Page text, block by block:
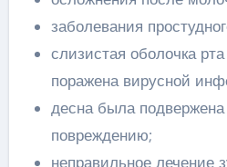
заболевания
слизистая оболочка
поражена вирусной
десна была
повреждению;
неправильное лечение